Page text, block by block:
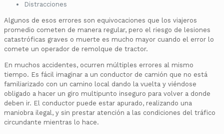
Distracciones
Algunos de esos errores son equivocaciones que los viajeros
promedio cometen de manera regular, pero el riesgo de lesiones
catastróficas graves o muerte es mucho mayor cuando el error lo
comete un operador de remolque de tractor.
En muchos accidentes, ocurren múltiples errores al mismo
tiempo. Es fácil imaginar a un conductor de camión que no está
familiarizado con un camino local dando la vuelta y viéndose
obligado a hacer un giro multipunto inseguro para volver a donde
deben ir. El conductor puede estar apurado, realizando una
maniobra ilegal, y sin prestar atención a las condiciones del tráfico
circundante mientras lo hace.